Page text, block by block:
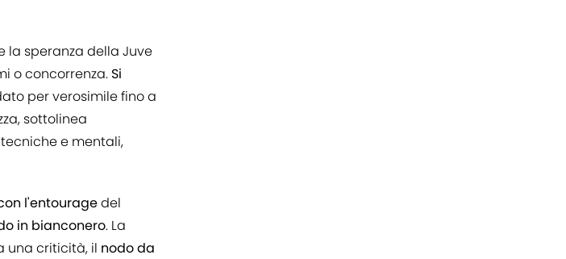
la speranza della Juve
o concorrenza. Si
per verosimile fino a
sottolinea
e mentali,
l'entouragedel
in bianconero. La
una criticità, il nodo da